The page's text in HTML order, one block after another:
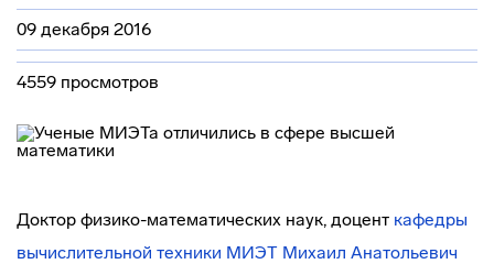
09 декабря 2016
4559 просмотров
Доктор физико-математических наук, доцент кафедры
вычислительной техники МИЭТ Михаил Анатольевич